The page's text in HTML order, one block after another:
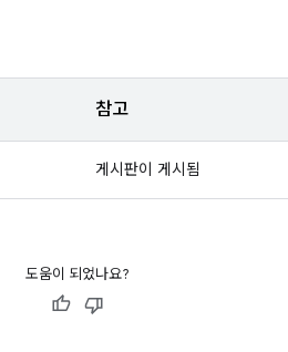
참고
게시판이 게시됨
도움이 되었나요?